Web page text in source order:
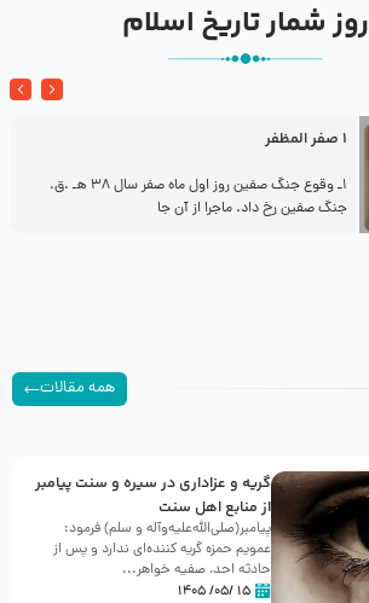
روز شمار تاریخ اسلام
1 صفر المظفر
1ـ وقوع جنگ صفین روز اول ماه صفر سال 38 هـ .ق.
جنگ صفین رخ داد. ماجرا از آن جا
همه مقالات
گریه و عزاداری در سیره و سنت پیامبر
از منابع اهل سنت
پیامبر(صلی‌الله‌علیه‌وآله و سلم) فرمود:
عمویم حمزه گریه کننده‌ای ندارد و پس از
حادثه احد، صفیه خواهر...
۱۵ /۰۵/ ۱۴۰۵